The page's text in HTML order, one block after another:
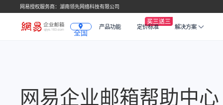
网易授权服务商：湖南领先网络科技有限公司
全国
产品功能 定价标准 解决方案
网易企业邮箱帮助中心